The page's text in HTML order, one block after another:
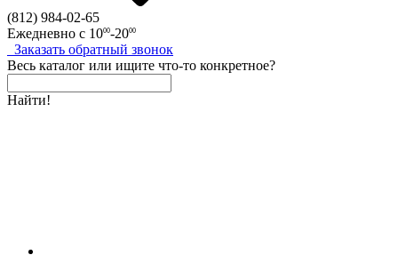
(812) 984-02-65
Ежедневно с 1000-2000
Заказать обратный звонок
Весь каталог или ищите что-то конкретное?
Найти!